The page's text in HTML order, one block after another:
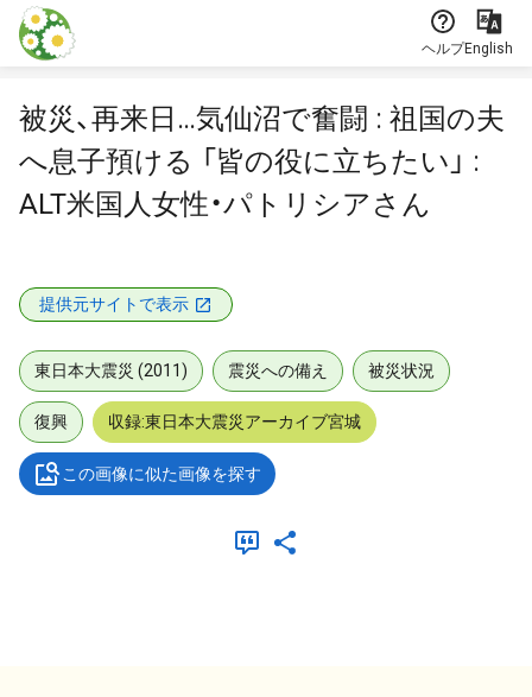
本文に飛ぶ
ヘルプEnglish
被災、再来日…気仙沼で奮闘 : 祖国の夫
へ息子預ける 「皆の役に立ちたい」 :
ALT米国人女性・パトリシアさん
提供元サイトで表示
東日本大震災 (2011) 震災への備え 被災状況
復興 収録:東日本大震災アーカイブ宮城
この画像に似た画像を探す